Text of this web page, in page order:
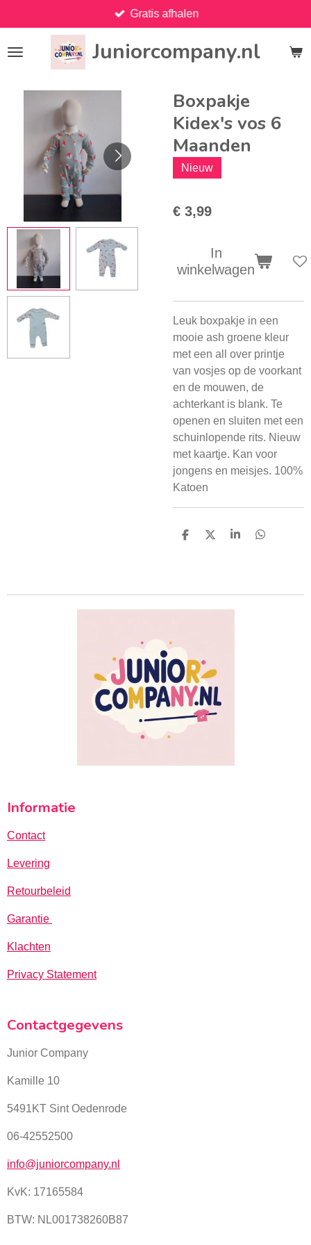
direct
naar
Juniorcompany.nl
Gratis afhalen
Boxpakje
Kidex's vos 6
Maanden
Nieuw
€ 3,99
In
winkelwagen
Leuk boxpakje in een
mooie ash groene kleur
met een all over printje
van vosjes op de voorkant
en de mouwen, de
achterkant is blank. Te
openen en sluiten met een
schuinlopende rits. Nieuw
met kaartje. Kan voor
jongens en meisjes. 100%
Katoen
D
D
S
D
Informatie
Contact
Levering
Retourbeleid
Garantie
Klachten
Privacy Statement
Contactgegevens
Junior Company
Kamille 10
5491KT Sint Oedenrode
06-42552500
info@juniorcompany.nl
KvK: 17165584
BTW: NL001738260B87